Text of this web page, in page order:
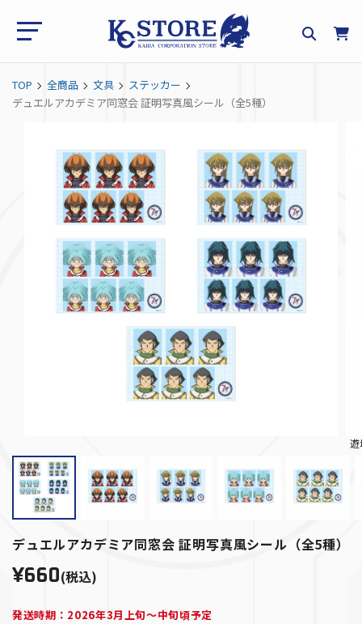
TOP 全商品 文具
ステッカー
デュエルアカデミア同窓会 証明写真風シール（全5種）
遊
デュエルアカデミア同窓会 証明写真風シール（全5種）
¥660(税込)
発送時期：2026年3月上旬～中旬頃予定